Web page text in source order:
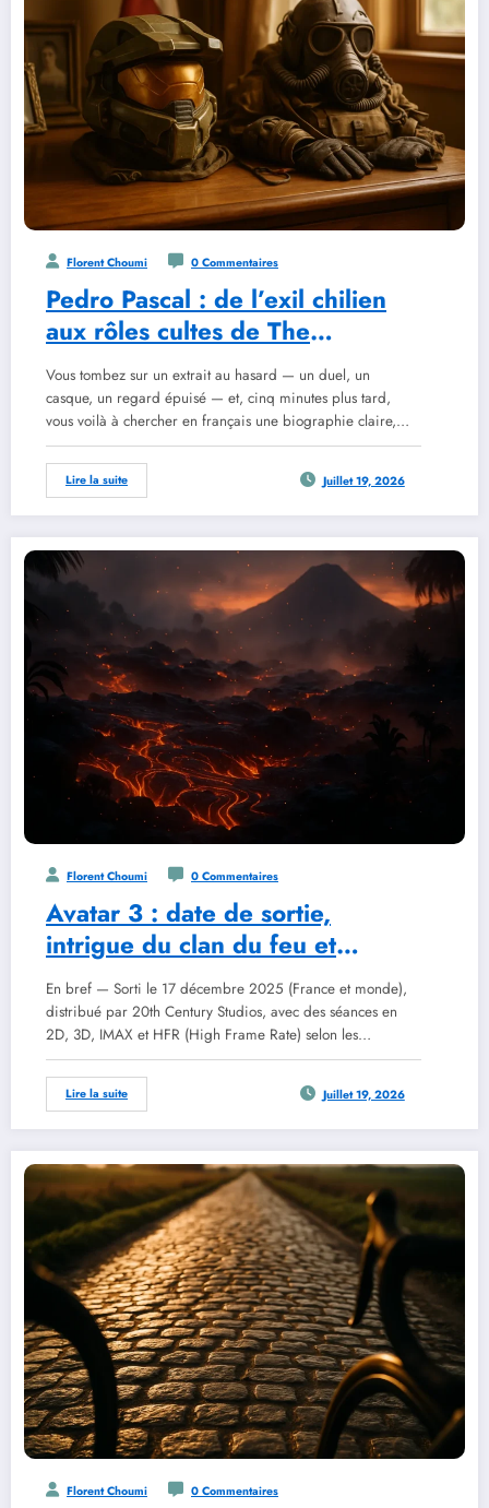
Florent Choumi 0 Commentaires
Pedro Pascal : de l’exil chilien
aux rôles cultes de The
Mandalorian et The Last of Us
Vous tombez sur un extrait au hasard — un duel, un
casque, un regard épuisé — et, cinq minutes plus tard,
vous voilà à chercher en français une biographie claire,…
Lire la suite Juillet 19, 2026
Florent Choumi 0 Commentaires
Avatar 3 : date de sortie,
intrigue du clan du feu et
réception critique en 2026
En bref — Sorti le 17 décembre 2025 (France et monde),
distribué par 20th Century Studios, avec des séances en
2D, 3D, IMAX et HFR (High Frame Rate) selon les…
Lire la suite Juillet 19, 2026
Florent Choumi 0 Commentaires